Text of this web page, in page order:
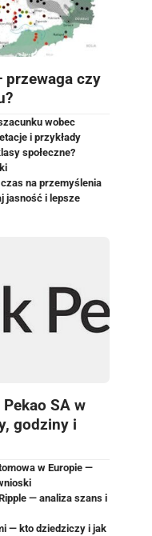
przewaga czy
wobec
i przykłady
społeczne?
na przemyślenia
jasność i lepsze
SA w
godziny i
w Europie —
— analiza szans i
— kto dziedziczy i jak